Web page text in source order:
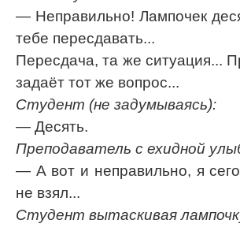
— Неправильно! Лампочек
тебе пересдавать...
Пересдача, та же ситуация...
задаёт тот же вопрос...
Студент (не задумываясь):
— Десять.
Преподаватель с ехидной
— А вот и неправильно, я
не взял...
Студент вытаскивая